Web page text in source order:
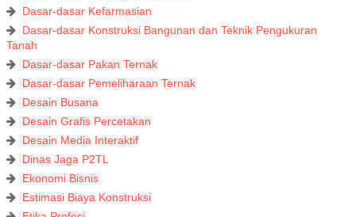
Dasar-dasar Kefarmasian
Dasar-dasar Konstruksi Bangunan dan Teknik Pengukuran
Tanah
Dasar-dasar Pakan Ternak
Dasar-dasar Pemeliharaan Ternak
Desain Busana
Desain Grafis Percetakan
Desain Media Interaktif
Dinas Jaga P2TL
Ekonomi Bisnis
Estimasi Biaya Konstruksi